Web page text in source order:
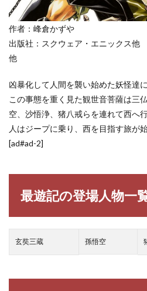
名
言・
名セ
戒の
名
言・
名セ
リフ
名
名セ
リフ
名
名セ
作者：峰倉かずや
出版社：スクウェア・エニックス
他
凶暴化して人間を襲い始めた妖怪達
この事態を重く見た観世音菩薩は三
空、沙悟浄、猪八戒らを連れて西へ
人はジープに乗り、西を目指す旅が始
[ad#ad-2]
最遊記の登場人物一
玄奘三蔵 孫悟空